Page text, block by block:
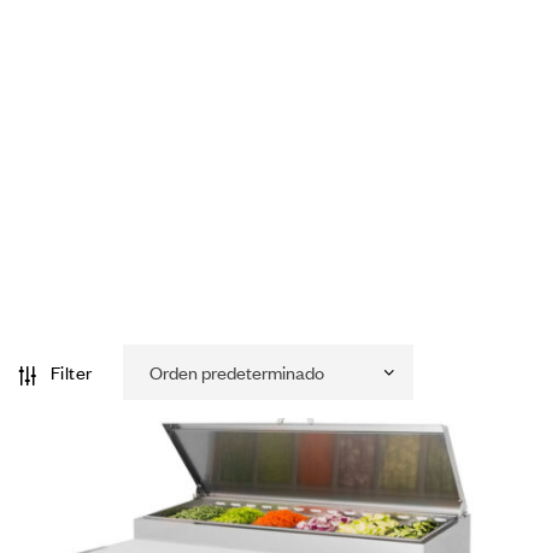
Filter